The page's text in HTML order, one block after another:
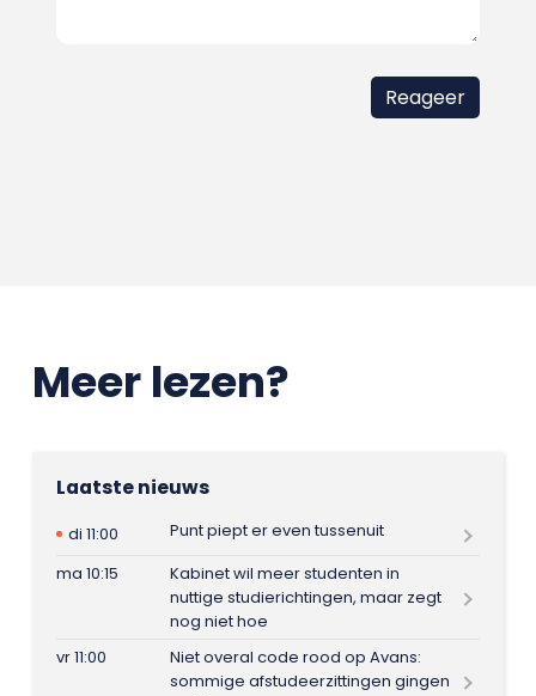
Meer lezen?
Laatste nieuws
di 11:00
Punt piept er even tussenuit
ma 10:15
Kabinet wil meer studenten in
nuttige studierichtingen, maar zegt
nog niet hoe
vr 11:00
Niet overal code rood op Avans:
sommige afstudeerzittingen gingen